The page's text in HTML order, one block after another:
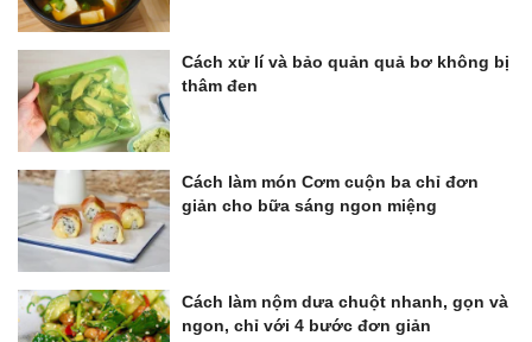
Cách xử lí và bảo quản quả bơ không bị
thâm đen
Cách làm món Cơm cuộn ba chỉ đơn
giản cho bữa sáng ngon miệng
Cách làm nộm dưa chuột nhanh, gọn và
ngon, chỉ với 4 bước đơn giản